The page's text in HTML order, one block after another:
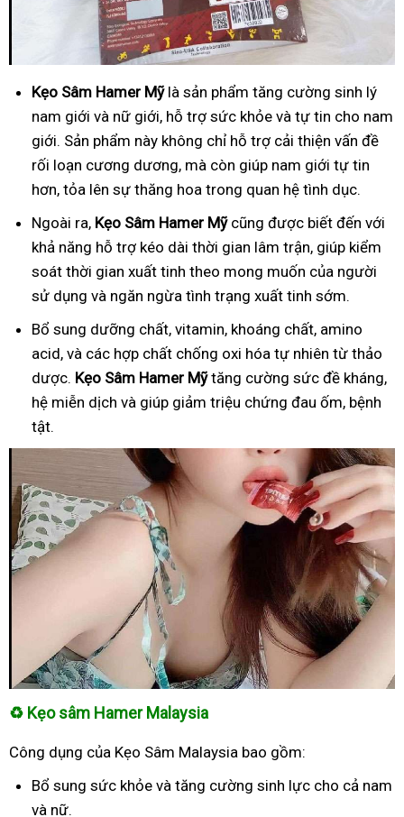
Kẹo Sâm Hamer Mỹ là sản phẩm tăng cường sinh lý
nam giới và nữ giới, hỗ trợ sức khỏe và tự tin cho nam
giới. Sản phẩm này không chỉ hỗ trợ cải thiện vấn đề
rối loạn cương dương, mà còn giúp nam giới tự tin
hơn, tỏa lên sự thăng hoa trong quan hệ tình dục.
Ngoài ra, Kẹo Sâm Hamer Mỹcũng được biết đến với
khả năng hỗ trợ kéo dài thời gian lâm trận, giúp kiểm
soát thời gian xuất tinh theo mong muốn của người
sử dụng và ngăn ngừa tình trạng xuất tinh sớm.
Bổ sung dưỡng chất, vitamin, khoáng chất, amino
acid, và các hợp chất chống oxi hóa tự nhiên từ thảo
dược. Kẹo Sâm Hamer Mỹtăng cường sức đề kháng,
hệ miễn dịch và giúp giảm triệu chứng đau ốm, bệnh
tật.
♻ Kẹo sâm Hamer Malaysia
Công dụng của Kẹo Sâm Malaysia bao gồm:
Bổ sung sức khỏe và tăng cường sinh lực cho cả nam
và nữ.